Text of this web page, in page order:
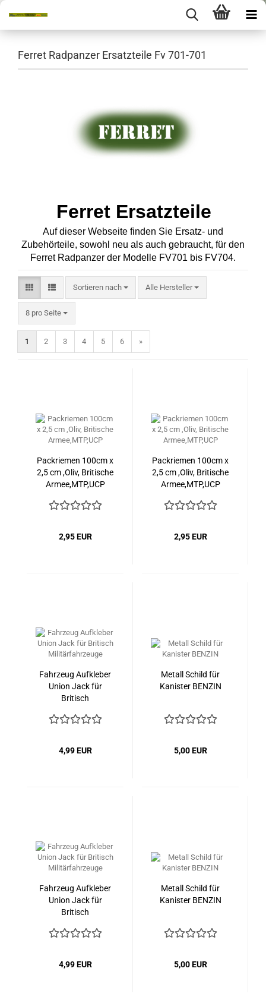
Ferret Radpanzer Ersatzteile Fv 701-701
Ferret Ersatzteile
Auf dieser Webseite finden Sie Ersatz- und
Zubehörteile, sowohl neu als auch gebraucht, für den
Ferret Radpanzer der Modelle FV701 bis FV704.
Sortieren nach
Sortieren nach Alle Hersteller
8 pro Seite
pro Seite
1 2 3 4 5 6 »
Packriemen 100cm x
2,5 cm ,Oliv, Britische
Armee,MTP,UCP
2,95 EUR
Packriemen 100cm x
2,5 cm ,Oliv, Britische
Armee,MTP,UCP
2,95 EUR
Fahrzeug Aufkleber
Union Jack für
Britisch
4,99 EUR
Metall Schild für
Kanister BENZIN
5,00 EUR
Fahrzeug Aufkleber
Union Jack für
Britisch
4,99 EUR
Metall Schild für
Kanister BENZIN
5,00 EUR